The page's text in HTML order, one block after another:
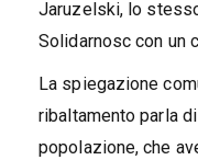
Jaruzelski, lo
Solidarnosc con un
La spiegazione
ribaltamento parla
popolazione, che